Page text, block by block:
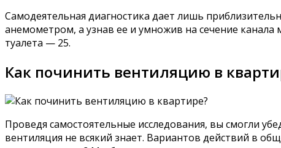
Самодеятельная диагностика дает лишь
анемометром, а узнав ее и умножив на сечение канала
туалета — 25.
Как починить вентиляцию в
Проведя самостоятельные исследования, вы смогли
вентиляция не всякий знает. Вариантов действий в